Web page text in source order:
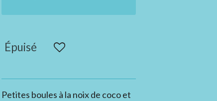
Épuisé
Petites boules à la noix de coco et